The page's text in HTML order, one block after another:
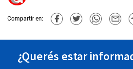
Compartir en:
¿Querés estar